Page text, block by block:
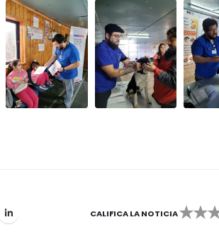
CALIFICA LA NOTICIA
1 2 3 4 5